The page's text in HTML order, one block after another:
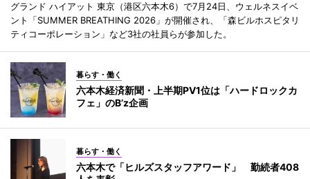
グランド ハイアット 東京（港区六本木6）で7月24日、ウェルネスイベ
ント「SUMMER BREATHING 2026」が開催され、「森ビルホスピタリ
ティコーポレーション」など3社の社員らが参加した。
暮らす・働く
六本木経済新聞・上半期PV1位は「ハードロックカ
フェ」のB’z企画
暮らす・働く
六本木で「ヒルズスタッフアワード」 勤続者408